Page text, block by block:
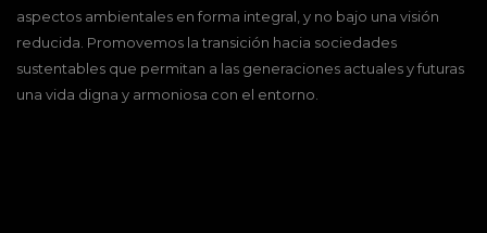
aspectos ambientales en forma integral, y no bajo una visión
reducida. Promovemos la transición hacia sociedades
sustentables que permitan a las generaciones actuales y futuras
una vida digna y armoniosa con el entorno.